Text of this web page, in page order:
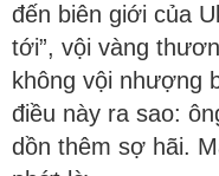
đến biên giới của
tới”, vội vàng
không vội nhượng
điều này ra sao:
dồn thêm sợ hãi.